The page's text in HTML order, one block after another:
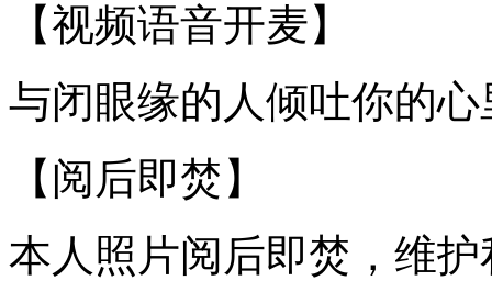
【视频语音开麦】
与闭眼缘的人倾吐你的
【阅后即焚】
本人照片阅后即焚，维